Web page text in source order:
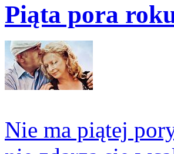
Piąta pora
Nie ma piątej